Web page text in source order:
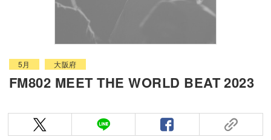
5月 大阪府
FM802 MEET THE WORLD BEAT 2023